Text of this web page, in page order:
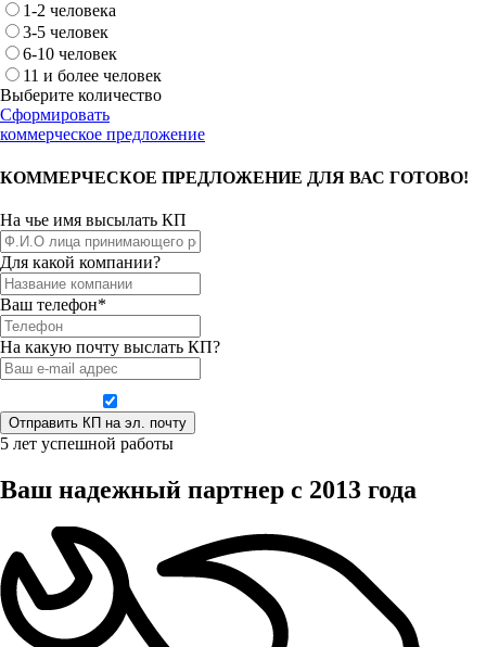
1-2 человека
3-5 человек
6-10 человек
11 и более человек
Выберите количество
Сформировать
коммерческое предложение
КОММЕРЧЕСКОЕ ПРЕДЛОЖЕНИЕ ДЛЯ ВАС ГОТОВО!
На чье имя высылать КП
Для какой компании?
Ваш телефон*
На какую почту выслать КП?
5 лет успешной работы
Ваш надежный партнер с 2013 года